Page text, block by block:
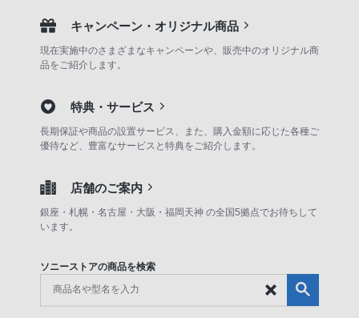
キャンペーン・オリジナル商品
現在実施中のさまざまなキャンペーンや、販売中のオリジナル商
品をご紹介します。
特典・サービス
長期保証や商品の設置サービス、また、購入金額に応じた各種ご
優待など、豊富なサービスと特典をご紹介します。
店舗のご案内
銀座・札幌・名古屋・大阪・福岡天神 の全国5拠点でお待ちして
います。
ソニーストアの商品を検索